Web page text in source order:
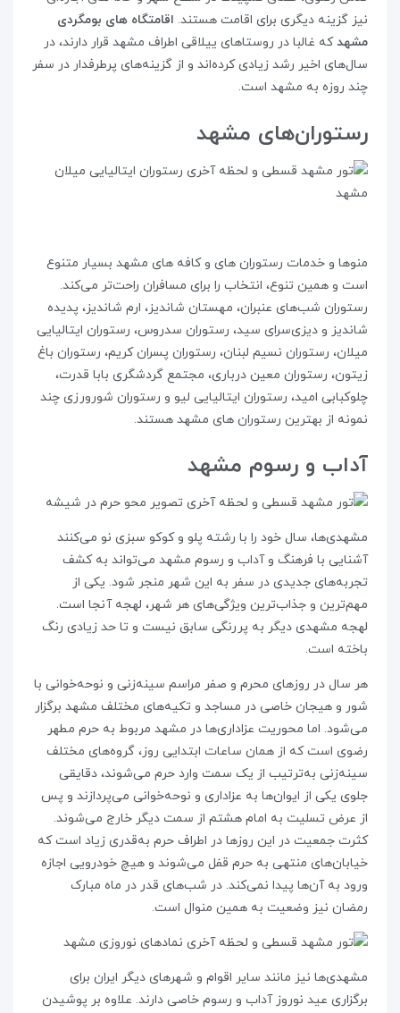
نیز گزینه دیگری برای اقامت هستند. اقامتگاه های بومگردی
مشهدکه غالبا در روستاهای ییلاقی اطراف مشهد قرار دارند، در
سال‌های اخیر رشد زیادی کرده‌اند و از گزینه‌های پرطرفدار در سفر
چند روزه به مشهد است.
رستوران‌های مشهد
منوها و خدمات رستوران های و کافه های مشهد بسیار متنوع
است و همین تنوع، انتخاب را برای مسافران راحت‌تر می‌کند.
رستوران شب‌های عنبران،‌ مهستان شاندیز، ارم شاندیز، ‌پدیده
شاندیز و دیزی‌سرای سید، رستوران سدروس، رستوران ایتالیایی
میلان، رستوران نسیم لبنان، رستوران پسران کریم، رستوران باغ
زیتون، رستوران معین درباری، مجتمع گردشگری بابا قدرت،
چلوکبابی امید، رستوران ایتالیایی لیو و رستوران شورورزی چند
نمونه از بهترین رستوران های مشهد هستند.
آداب و رسوم مشهد
مشهدی‌ها، سال خود را با رشته پلو و کوکو سبزی نو می‌کنند
آشنایی با فرهنگ و آداب و رسوم مشهد می‌تواند به کشف
تجربه‌های جدیدی در سفر به این شهر منجر شود. یکی از
مهم‌ترین و جذاب‌ترین ویژگی‌های هر شهر، لهجه آنجا است.
لهجه مشهدی دیگر به پررنگی سابق نیست و تا حد زیادی رنگ
باخته است.
هر سال در روزهای محرم و صفر مراسم سینه‌زنی و نوحه‌خوانی با
شور و هیجان خاصی در مساجد و تکیه‌های مختلف مشهد برگزار
می‌شود. اما محوریت عزاداری‌ها در مشهد مربوط به حرم مطهر
رضوی است که از همان ساعات ابتدایی روز، گروه‌های مختلف
سینه‌زنی به‌ترتیب از یک سمت وارد حرم می‌شوند، دقایقی
جلوی یکی از ایوان‌ها به عزاداری و نوحه‌خوانی می‌پردازند و پس
از عرض تسلیت به امام هشتم از سمت دیگر خارج می‌شوند.
کثرت جمعیت در این روزها در اطراف حرم به‌قدری زیاد است که
خیابان‌های منتهی به حرم قفل می‌شوند و هیچ خودرویی اجازه
ورود به آن‌ها پیدا نمی‌کند. در شب‌های قدر در ماه مبارک
رمضان نیز وضعیت به همین منوال است.
مشهدی‌ها نیز مانند سایر اقوام و شهرهای دیگر ایران برای
برگزاری عید نوروز آداب و رسوم خاصی دارند. علاوه بر پوشیدن